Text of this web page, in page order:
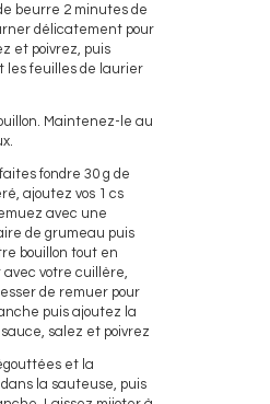
beurre 2 minutes de
délicatement pour
et poivrez, puis
les feuilles de laurier
Maintenez-le au
fondre 30 g de
ajoutez vos 1 cs
avec une
de grumeau puis
bouillon tout en
votre cuillère,
de remuer pour
puis ajoutez la
salez et poivrez
et la
la sauteuse, puis